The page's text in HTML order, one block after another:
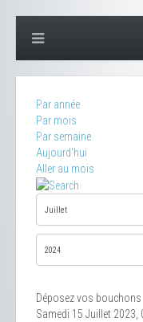
Par année
Par mois
Par semaine
Aujourd'hui
Aller au mois
Déposez vos bouchons
Samedi 15 Juillet 2023,